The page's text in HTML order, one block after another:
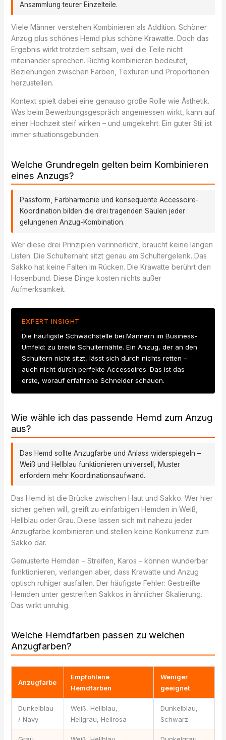
Ansammlung teurer Einzelteile.
Viele Männer verstehen Kombinieren als Addition. Schöner
Anzug plus schönes Hemd plus schöne Krawatte. Doch das
Ergebnis wirkt trotzdem seltsam, weil die Teile nicht
miteinander sprechen. Richtig kombinieren bedeutet,
Beziehungen zwischen Farben, Texturen und Proportionen
herzustellen.
Kontext spielt dabei eine genauso große Rolle wie Ästhetik.
Was beim Bewerbungsgespräch angemessen wirkt, kann auf
einer Hochzeit steif wirken – und umgekehrt. Ein guter Stil ist
immer situationsgebunden.
Welche Grundregeln gelten beim Kombinieren
eines Anzugs?
Passform, Farbharmonie und konsequente Accessoire-
Koordination bilden die drei tragenden Säulen jeder
gelungenen Anzug-Kombination.
Wer diese drei Prinzipien verinnerlicht, braucht keine langen
Listen. Die Schulternaht sitzt genau am Schultergelenk. Das
Sakko hat keine Falten im Rücken. Die Krawatte berührt den
Hosenbund. Diese Dinge kosten nichts außer
Aufmerksamkeit.
EXPERT INSIGHT
Die häufigste Schwachstelle bei Männern im Business-
Umfeld: zu breite Schulternähte. Ein Anzug, der an den
Schultern nicht sitzt, lässt sich durch nichts retten –
auch nicht durch perfekte Accessoires. Das ist das
erste, worauf erfahrene Schneider schauen.
Wie wähle ich das passende Hemd zum Anzug
aus?
Das Hemd sollte Anzugfarbe und Anlass widerspiegeln –
Weiß und Hellblau funktionieren universell, Muster
erfordern mehr Koordinationsaufwand.
Das Hemd ist die Brücke zwischen Haut und Sakko. Wer hier
sicher gehen will, greift zu einfarbigen Hemden in Weiß,
Hellblau oder Grau. Diese lassen sich mit nahezu jeder
Anzugfarbe kombinieren und stellen keine Konkurrenz zum
Sakko dar.
Gemusterte Hemden – Streifen, Karos – können wunderbar
funktionieren, verlangen aber, dass Krawatte und Anzug
optisch ruhiger ausfallen. Der häufigste Fehler: Gestreifte
Hemden unter gestreiften Sakkos in ähnlicher Skalierung.
Das wirkt unruhig.
Welche Hemdfarben passen zu welchen
Anzugfarben?
Anzugfarbe
Empfohlene
Hemdfarben
Weniger
geeignet
Dunkelblau
/ Navy
Weiß, Hellblau,
Hellgrau, Hellrosa
Dunkelblau,
Schwarz